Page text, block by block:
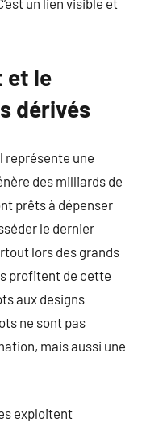
un lien visible et
et le
dérivés
représente une
des milliards de
prêts à dépenser
le dernier
lors des grands
profitent de cette
aux designs
ne sont pas
mais aussi une
exploitent